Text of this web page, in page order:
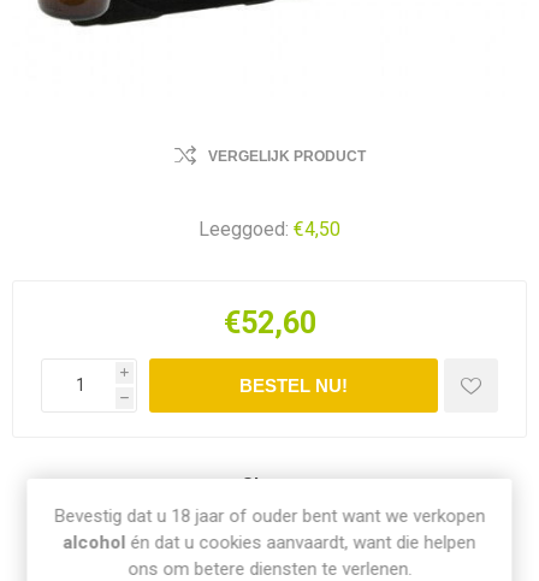
VERGELIJK PRODUCT
Leeggoed: €4,50
€52,60
i
h
Share:
Bevestig dat u 18 jaar of ouder bent want we verkopen
alcohol én dat u cookies aanvaardt, want die helpen
ons om betere diensten te verlenen.